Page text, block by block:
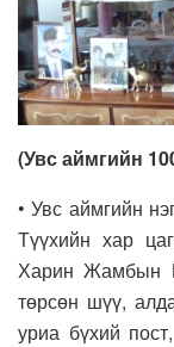
(Увс аймгийн
• Увс аймгийн
Түүхийн хар
Харин Жамбын
төрсөн шүү,
уриа бүхий